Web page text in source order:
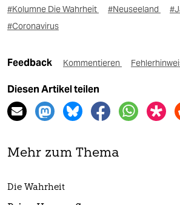
#Kolumne Die Wahrheit #Neuseeland
#Coronavirus
Feedback Kommentieren
Diesen Artikel teilen
Mehr zum Thema
Die Wahrheit